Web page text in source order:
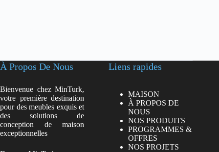
À Propos De Nous
Bienvenue chez MinTurk,
votre première destination
pour des meubles exquis et
des solutions de
conception de maison
exceptionnelles
Liens rapides
MAISON
À PROPOS DE
NOUS
NOS PRODUITS
PROGRAMMES &
OFFRES
NOS PROJETS